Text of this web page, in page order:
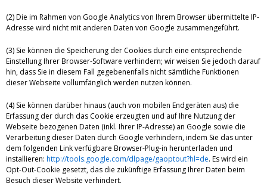
(2) Die im Rahmen von Google Analytics von Ihrem Browser übermittelte IP-
Adresse wird nicht mit anderen Daten von Google zusammengeführt.
(3) Sie können die Speicherung der Cookies durch eine entsprechende
Einstellung Ihrer Browser-Software verhindern; wir weisen Sie jedoch darauf
hin, dass Sie in diesem Fall gegebenenfalls nicht sämtliche Funktionen
dieser Webseite vollumfänglich werden nutzen können.
(4) Sie können darüber hinaus (auch von mobilen Endgeräten aus) die
Erfassung der durch das Cookie erzeugten und auf Ihre Nutzung der
Webseite bezogenen Daten (inkl. Ihrer IP-Adresse) an Google sowie die
Verarbeitung dieser Daten durch Google verhindern, indem Sie das unter
dem folgenden Link verfügbare Browser-Plug-in herunterladen und
installieren: http://tools.google.com/dlpage/gaoptout?hl=de. Es wird ein
Opt-Out-Cookie gesetzt, das die zukünftige Erfassung Ihrer Daten beim
Besuch dieser Website verhindert.